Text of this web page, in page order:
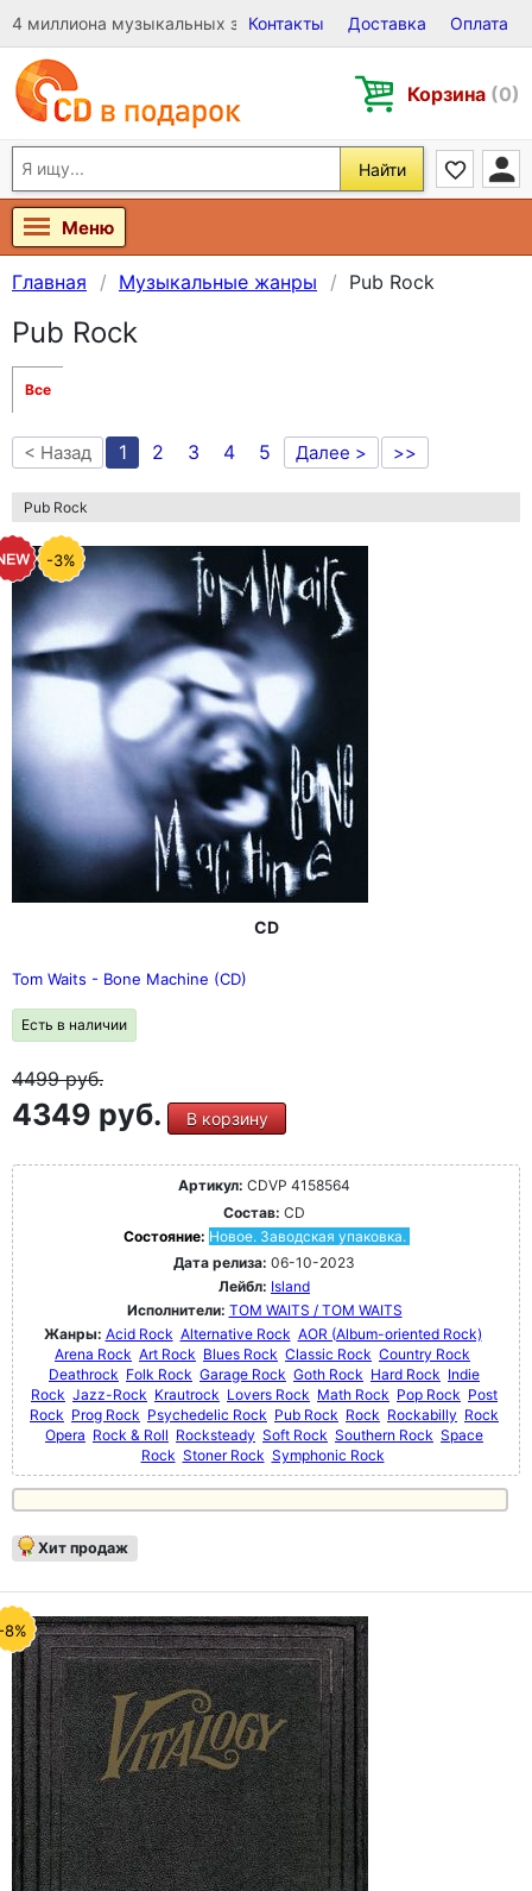
4 миллиона музыкальных записей на Виниле, CD и DVD
Контакты Доставка Оплата
Корзина (0)
Найти
Меню
Главная Музыкальные жанры Pub Rock
Pub Rock
Все
< Назад 1 2 3 4 5 Далее > >>
Pub Rock
-3%
CD
Tom Waits - Bone Machine (CD)
Есть в наличии
4499руб.
4349 руб. В корзину
Артикул: CDVP 4158564
Состав: CD
Состояние: Новое. Заводская упаковка.
Дата релиза: 06-10-2023
Лейбл: Island
Исполнители: TOM WAITS / TOM WAITS
Жанры: Acid Rock Alternative Rock AOR (Album-oriented Rock)
Arena Rock Art Rock Blues Rock Classic Rock Country Rock
Deathrock Folk Rock Garage Rock Goth Rock Hard Rock Indie
Rock Jazz-Rock Krautrock Lovers Rock Math Rock Pop Rock Post
Rock Prog Rock Psychedelic Rock Pub Rock Rock Rockabilly Rock
Opera Rock & Roll Rocksteady Soft Rock Southern Rock Space
Rock Stoner Rock Symphonic Rock
Хит продаж
8%